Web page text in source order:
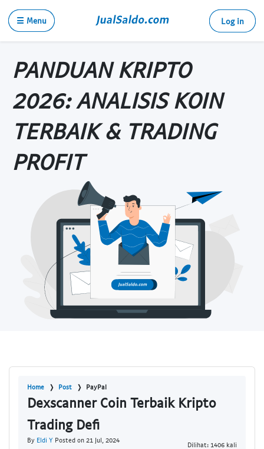
☰ Menu Log in
PANDUAN KRIPTO
2026: ANALISIS KOIN
TERBAIK & TRADING
PROFIT
Home Post PayPal
Dexscanner Coin Terbaik Kripto
Trading Defi
By Eldi Y Posted on 21 Jul, 2024
Dilihat: 1406 kali